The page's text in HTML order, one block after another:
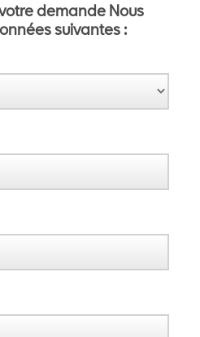
demande Nous
suivantes :